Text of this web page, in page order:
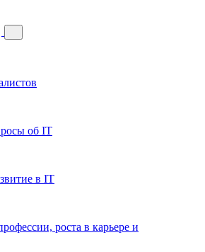
об IT
в IT
роста в карьере и